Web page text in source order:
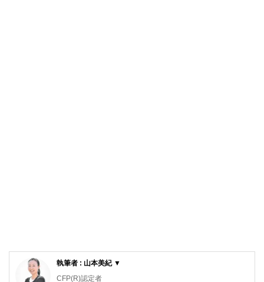
執筆者 : 山本美紀 ▼
CFP(R)認定者